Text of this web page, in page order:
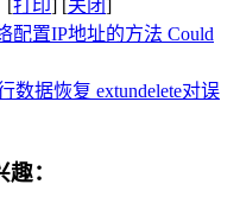
[打印] [关闭]
配置IP地址的方法 Could
数据恢复 extundelete对误
：